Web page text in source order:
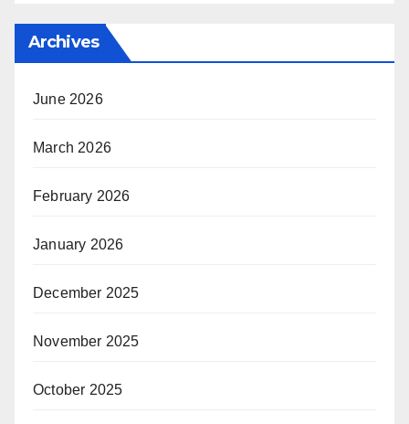
Archives
June 2026
March 2026
February 2026
January 2026
December 2025
November 2025
October 2025